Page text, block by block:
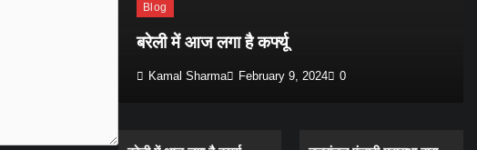
Blog
बरेली में आज लगा है कर्फ्यू
Kamal Sharma February 9, 2024 0